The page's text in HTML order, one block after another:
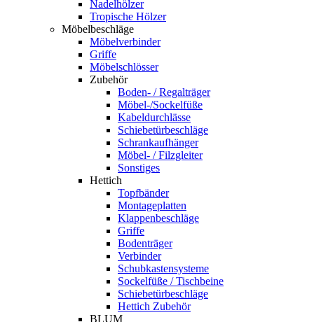
Nadelhölzer
Tropische Hölzer
Möbelbeschläge
Möbelverbinder
Griffe
Möbelschlösser
Zubehör
Boden- / Regalträger
Möbel-/Sockelfüße
Kabeldurchlässe
Schiebetürbeschläge
Schrankaufhänger
Möbel- / Filzgleiter
Sonstiges
Hettich
Topfbänder
Montageplatten
Klappenbeschläge
Griffe
Bodenträger
Verbinder
Schubkastensysteme
Sockelfüße / Tischbeine
Schiebetürbeschläge
Hettich Zubehör
BLUM